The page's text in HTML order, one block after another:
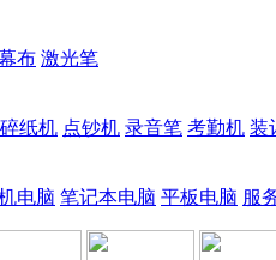
布 激光笔
碎纸机 点钞机 录音笔 考勤机 装
电脑 笔记本电脑 平板电脑 服